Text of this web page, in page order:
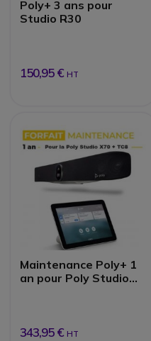
Poly+ 3 ans pour
Studio R30
150,95 € HT
Maintenance Poly+ 1
an pour Poly Studio
343,95 € HT